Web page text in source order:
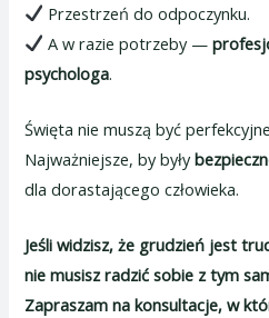
Przestrzeń do odpoczynku.
A w razie potrzeby —
psychologa.
Święta nie muszą być
Najważniejsze, by były
dla dorastającego człowieka.
Jeśli widzisz, że grudzień jest
nie musisz radzić sobie z tym
Zapraszam na konsultacje, w